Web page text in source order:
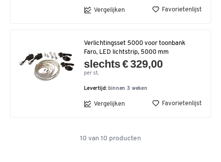
Vergelijken Favorietenlijst
Verlichtingsset 5000 voor toonbank
Faro, LED lichtstrip, 5000 mm
slechts € 329,00
per st.
Levertijd: binnen 3 weken
Vergelijken Favorietenlijst
10 van 10 producten